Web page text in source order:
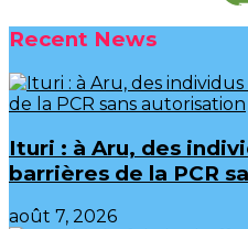
Recent News
Ituri : à Aru, des
barrières de la PCR
août 7, 2026